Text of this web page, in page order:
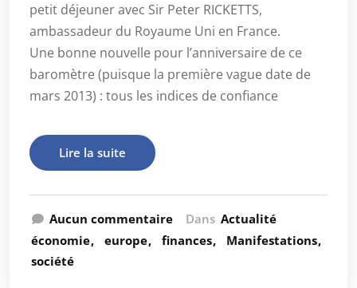
petit déjeuner avec Sir Peter RICKETTS,
ambassadeur du Royaume Uni en France.
Une bonne nouvelle pour l’anniversaire de ce
baromètre (puisque la première vague date de
mars 2013) : tous les indices de confiance
Lire la suite
Aucun commentaire Dans Actualité
économie
europe finances
Manifestations
société